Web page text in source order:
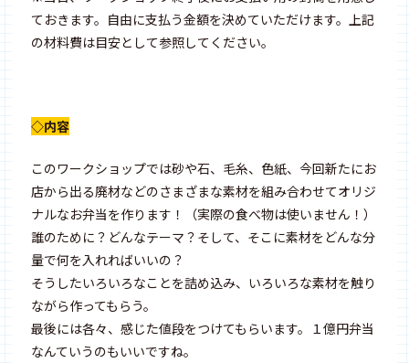
ておきます。自由に支払う金額を決めていただけます。上記
の材料費は目安として参照してください。
◇内容
このワークショップでは砂や石、毛糸、色紙、今回新たにお
店から出る廃材などのさまざまな素材を組み合わせてオリジ
ナルなお弁当を作ります！（実際の食べ物は使いません！）
誰のために？どんなテーマ？そして、そこに素材をどんな分
量で何を入れればいいの？
そうしたいろいろなことを詰め込み、いろいろな素材を触り
ながら作ってもらう。
最後には各々、感じた値段をつけてもらいます。１億円弁当
なんていうのもいいですね。